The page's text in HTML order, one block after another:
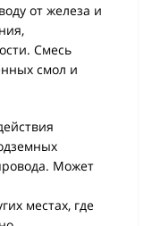
от железа и
Смесь
смол и
Может
местах, где